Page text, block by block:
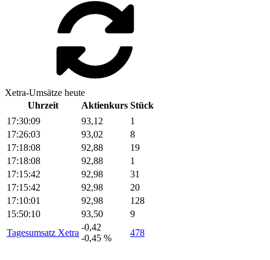
Xetra-Umsätze heute
Uhrzeit
Aktienkurs Stück
17:30:09
93,12
1
17:26:03
93,02
8
17:18:08
92,88
19
17:18:08
92,88
1
17:15:42
92,98
31
17:15:42
92,98
20
17:10:01
92,98
128
15:50:10
93,50
9
Tagesumsatz Xetra
-0,42
-0,45 %
478